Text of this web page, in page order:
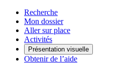
Recherche
Mon dossier
Aller sur place
Activités
Présentation visuelle
Obtenir de l’aide